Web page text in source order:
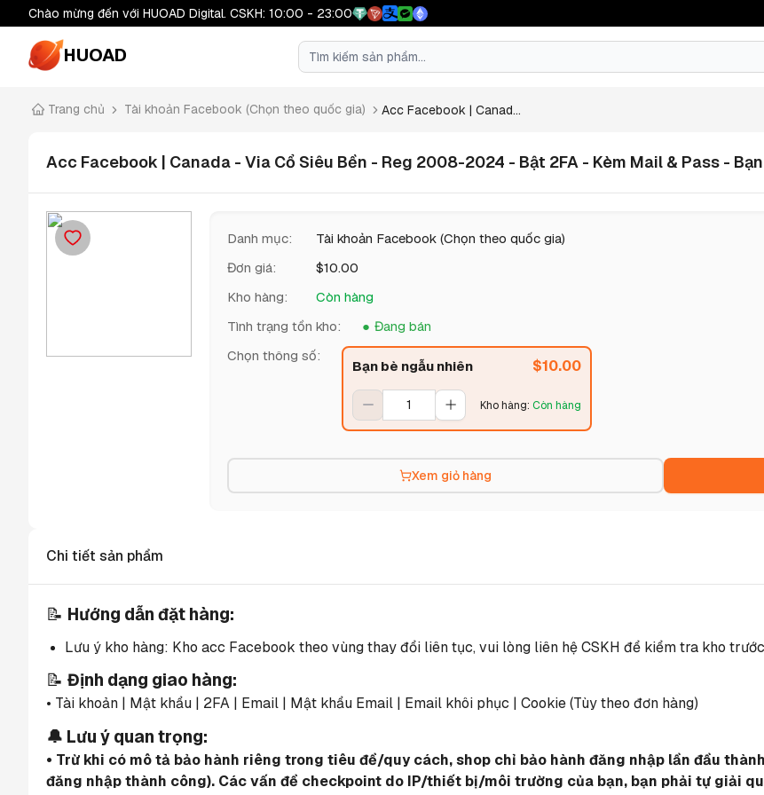
Chào mừng đến với HUOAD Digital. CSKH: 10:00 - 23:00
HUOAD
Trang chủ Tài khoản Facebook (Chọn theo quốc gia) Acc Facebook | Canad...
Acc Facebook | Canada - Via Cổ Siêu Bền - Reg 2008-2024 - Bật 2FA - Kèm Mail & Pass -
Danh mục:
Tài khoản Facebook (Chọn theo quốc gia)
Đơn giá: $10.00
Kho hàng:
Còn hàng
Tình trạng tồn kho:
Đang bán
Chọn thông số:
Bạn bè ngẫu nhiên $10.00
Kho hàng: Còn hàng
Xem giỏ hàng
Chi tiết sản phẩm
📝 Hướng dẫn đặt hàng:
Lưu ý kho hàng: Kho acc Facebook theo vùng thay đổi liên tục, vui lòng liên hệ CSKH để kiểm tra kho
📝 Định dạng giao hàng:
• Tài khoản | Mật khẩu | 2FA | Email | Mật khẩu Email | Email khôi phục | Cookie (Tùy theo đơn hàng)
🔔 Lưu ý quan trọng:
• Trừ khi có mô tả bảo hành riêng trong tiêu đề/quy cách, shop chỉ bảo hành đăng nhập lần đầu
đăng nhập thành công). Các vấn đề checkpoint do IP/thiết bị/môi trường của bạn, bạn phải tự giải